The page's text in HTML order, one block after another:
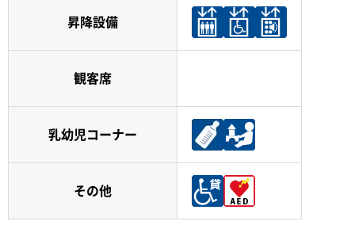
昇降設備
観客席
乳幼児コーナー
その他